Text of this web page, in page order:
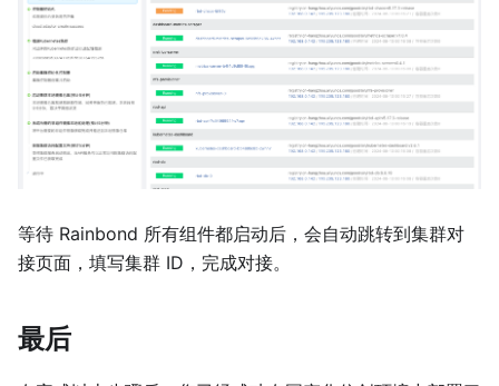
等待 Rainbond 所有组件都启动后，会自动跳转到集群对
接页面，填写集群 ID，完成对接。
最后